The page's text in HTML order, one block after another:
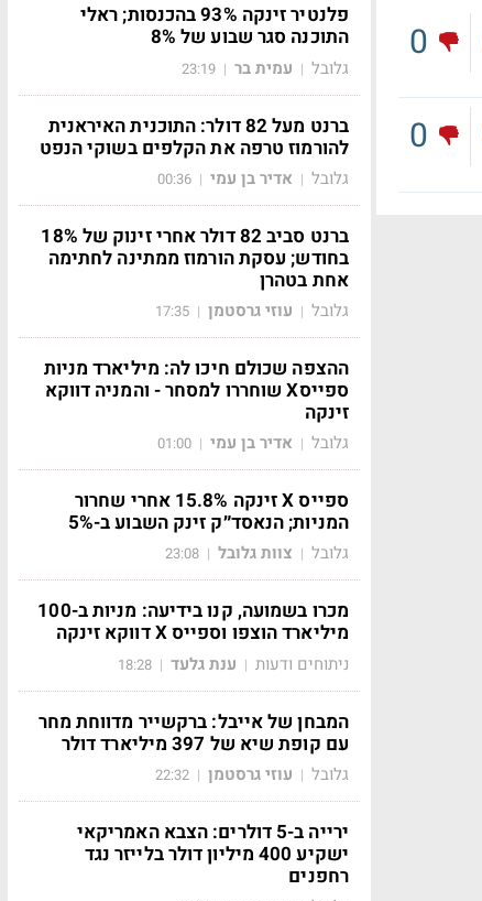
0
0
פלנטיר זינקה 93% בהכנסות; ראלי
התוכנה סגר שבוע של 8%
גלובל | עמית בר |
23:19
ברנט מעל 82 דולר: התוכנית האיראנית
להורמוז טרפה את הקלפים בשוקי הנפט
גלובל | אדיר בן עמי |
00:36
ברנט סביב 82 דולר אחרי זינוק של 18%
בחודש; עסקת הורמוז ממתינה לחתימה
אחת בטהרן
גלובל | עוזי גרסטמן |
17:35
ההצפה שכולם חיכו לה: מיליארד מניות
ספייסX שוחררו למסחר - והמניה דווקא
זינקה
גלובל | אדיר בן עמי |
01:00
ספייס X זינקה 15.8% אחרי שחרור
המניות; הנאסד״ק זינק השבוע ב-5%
גלובל | צוות גלובל |
23:08
מכרו בשמועה, קנו בידיעה: מניות ב-100
מיליארד הוצפו וספייס X דווקא זינקה
ניתוחים ודעות | ענת גלעד |
18:28
המבחן של אייבל: ברקשייר מדווחת מחר
עם קופת שיא של 397 מיליארד דולר
גלובל | עוזי גרסטמן |
22:32
ירייה ב-5 דולרים: הצבא האמריקאי
ישקיע 400 מיליון דולר בלייזר נגד
רחפנים